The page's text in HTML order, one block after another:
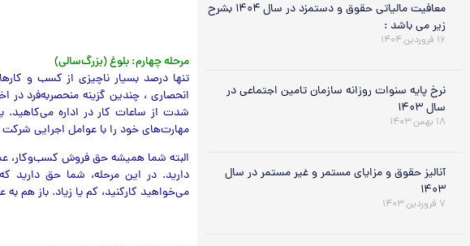
معافیت مالیاتی حقوق و دستمزد در سال ۱۴۰۴ بشرح
زیر می باشد :
۱۶ فروردین ۱۴۰۴
نرخ پایه سنوات روزانه سازمان تامین اجتماعی در
سال ۱۴۰۳
۱۸ بهمن ۱۴۰۳
آنالیز حقوق و مزایای مستمر و غیر مستمر در سال
۱۴۰۳
۷ فروردین ۱۴۰۳
مرحله چهارم: بلوغ (بزرگ‌سالی)
تنها درصد بسیار ناچیزی از کسب و
انحصاری ، چندین گزینه منحصربه‌فرد در
شدت از ساعات کار در اداره می‌کاهید.
مهارت‌های خود را با عوامل اجرایی
البته شما همیشه حق فروش کسب‌وکار،
دارید. در این مرحله، شما حق
می‌خواهید کارکنید، کم یا زیاد. باز هم